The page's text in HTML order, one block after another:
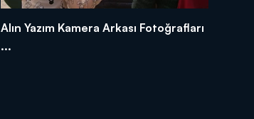
Alın Yazım Kamera Arkası Fotoğrafları
...